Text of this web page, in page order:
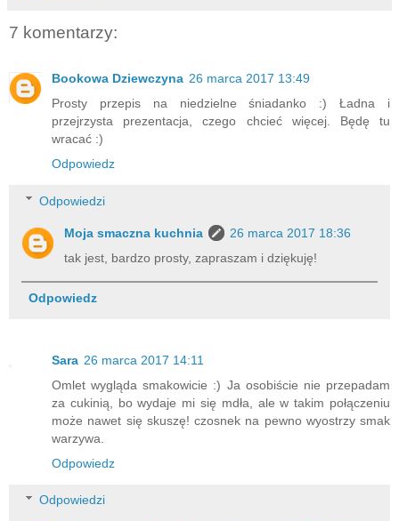
7 komentarzy:
Bookowa Dziewczyna 26 marca 2017 13:49
Prosty przepis na niedzielne śniadanko :) Ładna i
przejrzysta prezentacja, czego chcieć więcej. Będę tu
wracać :)
Odpowiedz
Odpowiedzi
Moja smaczna kuchnia
26 marca 2017 18:36
tak jest, bardzo prosty, zapraszam i dziękuję!
Odpowiedz
Sara 26 marca 2017 14:11
Omlet wygląda smakowicie :) Ja osobiście nie przepadam
za cukinią, bo wydaje mi się mdła, ale w takim połączeniu
może nawet się skuszę! czosnek na pewno wyostrzy smak
warzywa.
Odpowiedz
Odpowiedzi